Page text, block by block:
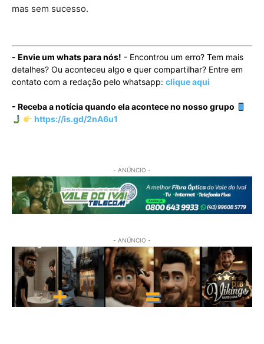
mas sem sucesso.
- Envie um whats para nós! - Encontrou um erro? Tem mais
detalhes? Ou aconteceu algo e quer compartilhar? Entre em
contato com a redação pelo whatsapp: clique aqui
- Receba a notícia quando ela acontece no nosso grupo
https://is.gd/2nA6u1
- ANÚNCIO -
- ANÚNCIO -